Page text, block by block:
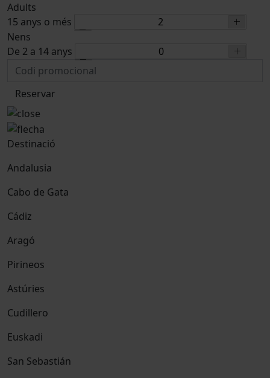
Adults
15 anys o més
Nens
De 2 a 14 anys
Reservar
Destinació
Andalusia
Cabo de Gata
Cádiz
Aragó
Pirineos
Astúries
Cudillero
Euskadi
San Sebastián